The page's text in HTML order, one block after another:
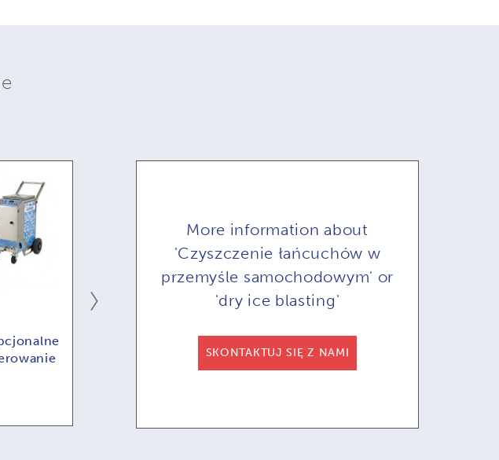
More information about
'Czyszczenie łańcuchów w
przemyśle samochodowym' or
'dry ice blasting'
SKONTAKTUJ SIĘ Z NAMI
COB71A do
zautomatyzowanego
czyszczenia
COMBI71:
Opcjonalne zdalne
sterowanie